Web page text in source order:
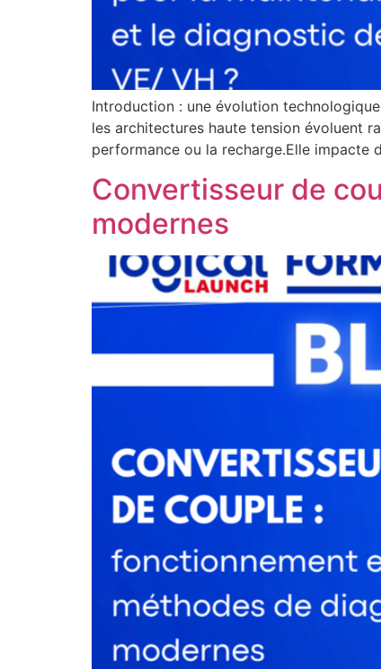
Introduction : une évolution
les architectures haute tension évoluent
performance ou la recharge.Elle impacte
Convertisseur de
modernes